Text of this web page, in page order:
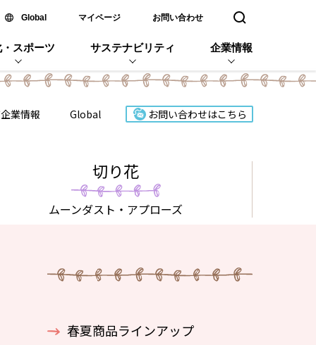
Global新しいウィンドウで開く
マイページ お問い合わせ 検索窓を開く
スポーツ サステナビリティ 企業情報
業情報 Global お問い合わせはこちら
切り花
ムーンダスト ・アプローズ
春夏商品ラインアップ